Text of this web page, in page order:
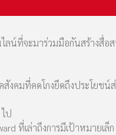
น์ที่จะมาร่วมมือกันสร้างสื่อ
สังคมที่คดโกงยึดถึงประโ
ป
ที่เล่าถึงการมีเป้าหมา